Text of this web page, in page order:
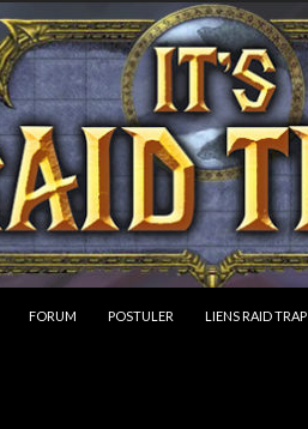
FORUM POSTULER LIENS RAID TRAP